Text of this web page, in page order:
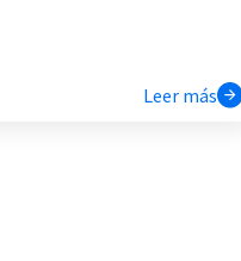
Leer más